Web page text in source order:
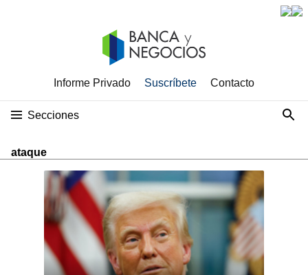
Informe Privado Suscríbete Contacto
Secciones
ataque